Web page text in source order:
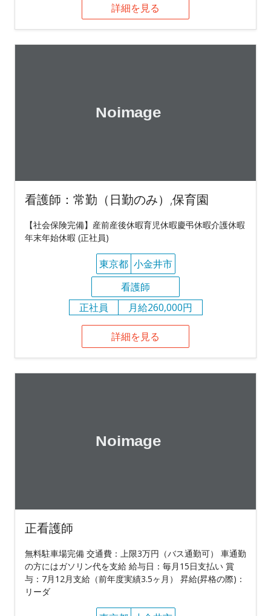
詳細を見る
看護師：常勤（日勤のみ）,保育園
【社会保険完備】産前産後休暇育児休暇慶弔休暇介護休暇
年末年始休暇 (正社員)
東京都 小金井市
看護師
正社員
月給260,000円
詳細を見る
正看護師
無料駐車場完備 交通費：上限3万円（バス通勤可） 車通勤
の方にはガソリン代を支給 給与日：毎月15日支払い 賞
与：7月12月支給（前年度実績3.5ヶ月） 昇給(昇格の際)：
リーダ